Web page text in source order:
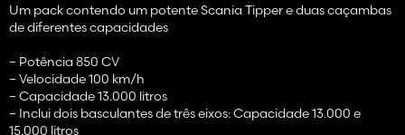
Um pack contendo um potente Scania Tipper e duas caçambas
de diferentes capacidades
– Potência 850 CV
– Velocidade 100 km/h
– Capacidade 13.000 litros
– Inclui dois basculantes de três eixos: Capacidade 13.000 e
15.000 litros